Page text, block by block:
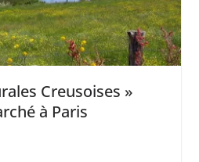
Creusoises »
à Paris